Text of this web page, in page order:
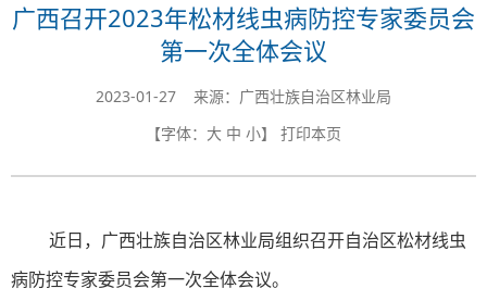
广西召开2023年松材线虫病防控专家委员会
第一次全体会议
2023-01-27 来源：​广西壮族自治区林业局
【字体： 大 中 小】 打印本页
近日，广西壮族自治区林业局组织召开自治区松材线虫
病防控专家委员会第一次全体会议。